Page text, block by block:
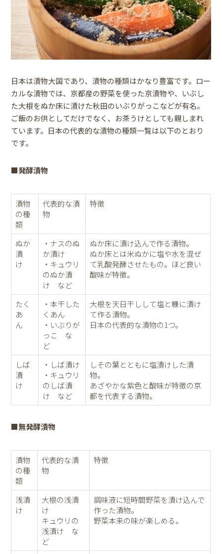
日本は漬物大国であり、漬物の種類はかなり豊富です。ロー
カルな漬物では、京都産の野菜を使った京漬物や、いぶし
た大根をぬか床に漬けた秋田のいぶりがっこなどが有名。
ご飯のお供としてだけでなく、お茶うけとしても親しまれ
ています。日本の代表的な漬物の種類一覧は以下のとおり
です。
■発酵漬物
漬物
の種
類
代表的な漬
物
特徴
ぬか
漬
け
・ナスのぬ
か漬け
・キュウリ
のぬか漬
け など
ぬか床に漬け込んで作る漬物。
ぬか床とは米ぬかに塩や水を混ぜ
て乳酸発酵させたもの。ほど良い
酸味が特徴。
たく
あ
ん
・本干した
くあん
・いぶりが
っこ な
ど
大根を天日干しして塩と糠に漬け
て作る漬物。
日本の代表的な漬物の1つ。
しば
漬
け
・しば漬け
・キュウリ
のしば漬
け など
しその葉とともに塩漬けした漬
物。
あざやかな紫色と酸味が特徴の京
都を代表する漬物。
■無発酵漬物
漬物
の種
類
代表的な漬
物
特徴
浅漬
け
大根の浅漬
け
キュウリの
浅漬け な
ど
調味液に短時間野菜を漬け込んで
作った漬物。
野菜本来の味が楽しめる。